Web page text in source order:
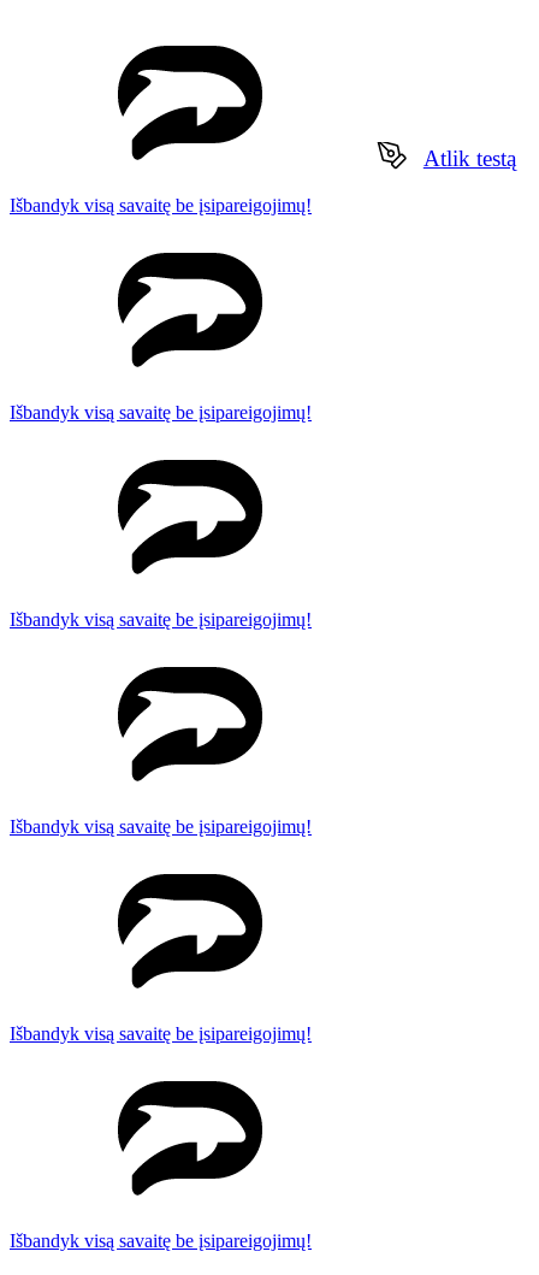
Išbandyk visą savaitę be įsipareigojimų!
Išbandyk visą savaitę be įsipareigojimų!
Išbandyk visą savaitę be įsipareigojimų!
Išbandyk visą savaitę be įsipareigojimų!
Išbandyk visą savaitę be įsipareigojimų!
Išbandyk visą savaitę be įsipareigojimų!
Atlik testą